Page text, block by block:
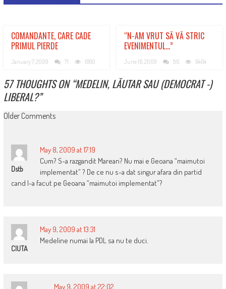
COMANDANTE, CARE CADE
PRIMUL PIERDE
January 7, 2009 71 6180
“N-AM VRUT SĂ VĂ STRIC
EVENIMENTUL…”
June 16, 2009 96 6464
57 THOUGHTS ON “MEDELIN, LĂUTAR SAU (DEMOCRAT -)
LIBERAL?”
COMMENT
Older Comments
Dstb
May 8, 2009 at 17:19
Cum? S-a razgandit Marean? Nu mai e Geoana “maimutoi
implementat” ? De ce nu s-a dat singur afara din partid
cand l-a facut pe Geoana “maimutoi implementat”?
CIUTA
May 9, 2009 at 13:31
Medeline numai la PDL sa nu te duci.
May 9, 2009 at 22:02